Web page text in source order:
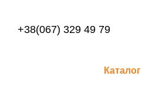
+38(067) 329 49 79
Каталог